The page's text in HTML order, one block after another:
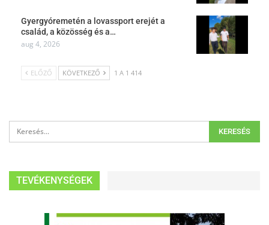
Gyergyóremetén a lovassport erejét a
család, a közösség és a…
aug 4, 2026
ELŐZŐ KÖVETKEZŐ 1 A 1 414
TEVÉKENYSÉGEK